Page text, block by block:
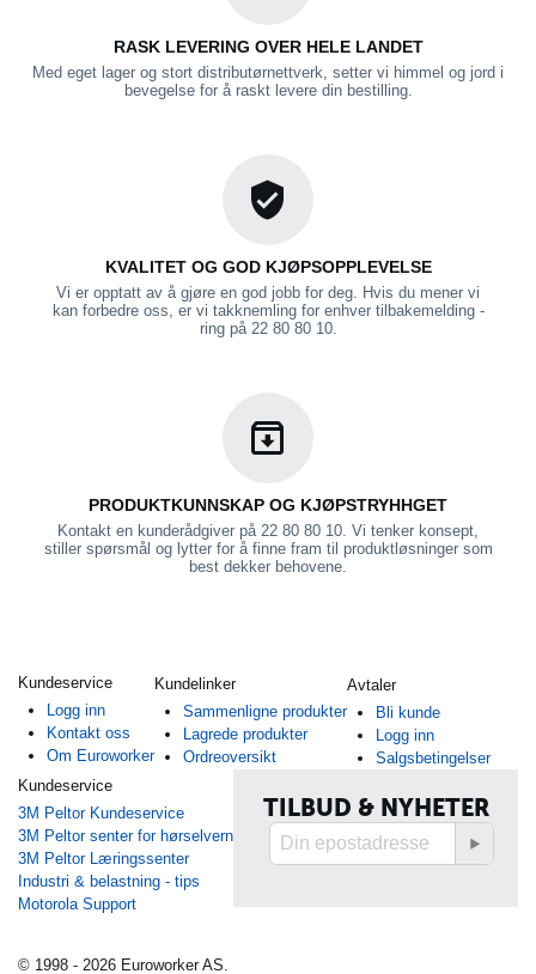
RASK LEVERING OVER HELE LANDET
Med eget lager og stort distributørnettverk, setter vi himmel og jord i
bevegelse for å raskt levere din bestilling.
KVALITET OG GOD KJØPSOPPLEVELSE
Vi er opptatt av å gjøre en god jobb for deg. Hvis du mener vi
kan forbedre oss, er vi takknemling for enhver tilbakemelding -
ring på 22 80 80 10.
PRODUKTKUNNSKAP OG KJØPSTRYHHGET
Kontakt en kunderådgiver på 22 80 80 10. Vi tenker konsept,
stiller spørsmål og lytter for å finne fram til produktløsninger som
best dekker behovene.
Kundeservice
Logg inn
Kontakt oss
Om Euroworker
Kundelinker
Sammenligne produkter
Lagrede produkter
Ordreoversikt
Avtaler
Bli kunde
Logg inn
Salgsbetingelser
Kundeservice
3M Peltor Kundeservice
3M Peltor senter for hørselvern
3M Peltor Læringssenter
Industri & belastning - tips
Motorola Support
TILBUD & NYHETER
© 1998 - 2026 Euroworker AS.